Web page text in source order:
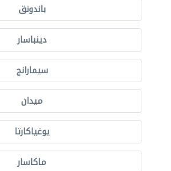
باندونق
دينباسار
سيمارانج
ميدان
يوغياكارتا
ماكاسار